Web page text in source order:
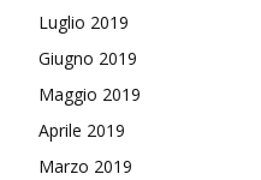
Luglio 2019
Giugno 2019
Maggio 2019
Aprile 2019
Marzo 2019